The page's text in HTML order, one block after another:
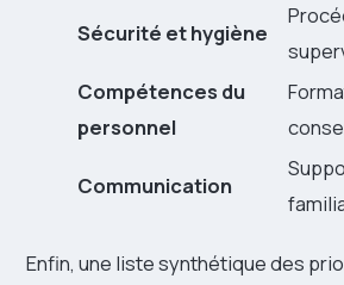
Sécurité et hygiène
Compétences du
personnel
Communication
Enfin, une liste synthétique des